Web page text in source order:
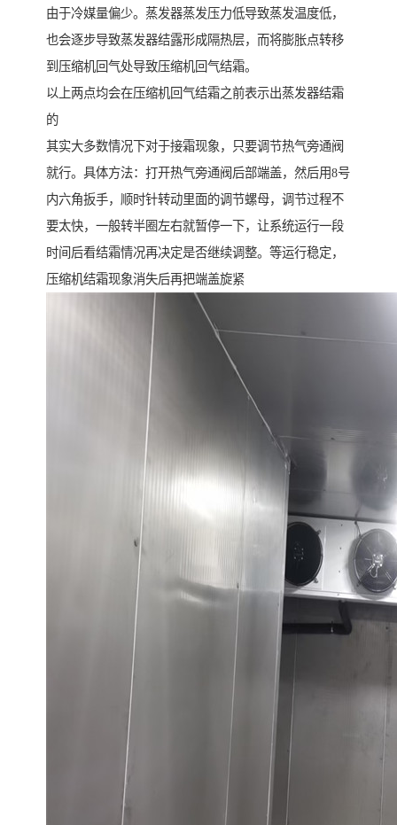
由于冷媒量偏少。蒸发器蒸发压力低导致蒸发温度低，
也会逐步导致蒸发器结露形成隔热层，而将膨胀点转移
到压缩机回气处导致压缩机回气结霜。
以上两点均会在压缩机回气结霜之前表示出蒸发器结霜
的
其实大多数情况下对于接霜现象，只要调节热气旁通阀
就行。具体方法：打开热气旁通阀后部端盖，然后用8号
内六角扳手，顺时针转动里面的调节螺母，调节过程不
要太快，一般转半圈左右就暂停一下，让系统运行一段
时间后看结霜情况再决定是否继续调整。等运行稳定，
压缩机结霜现象消失后再把端盖旋紧